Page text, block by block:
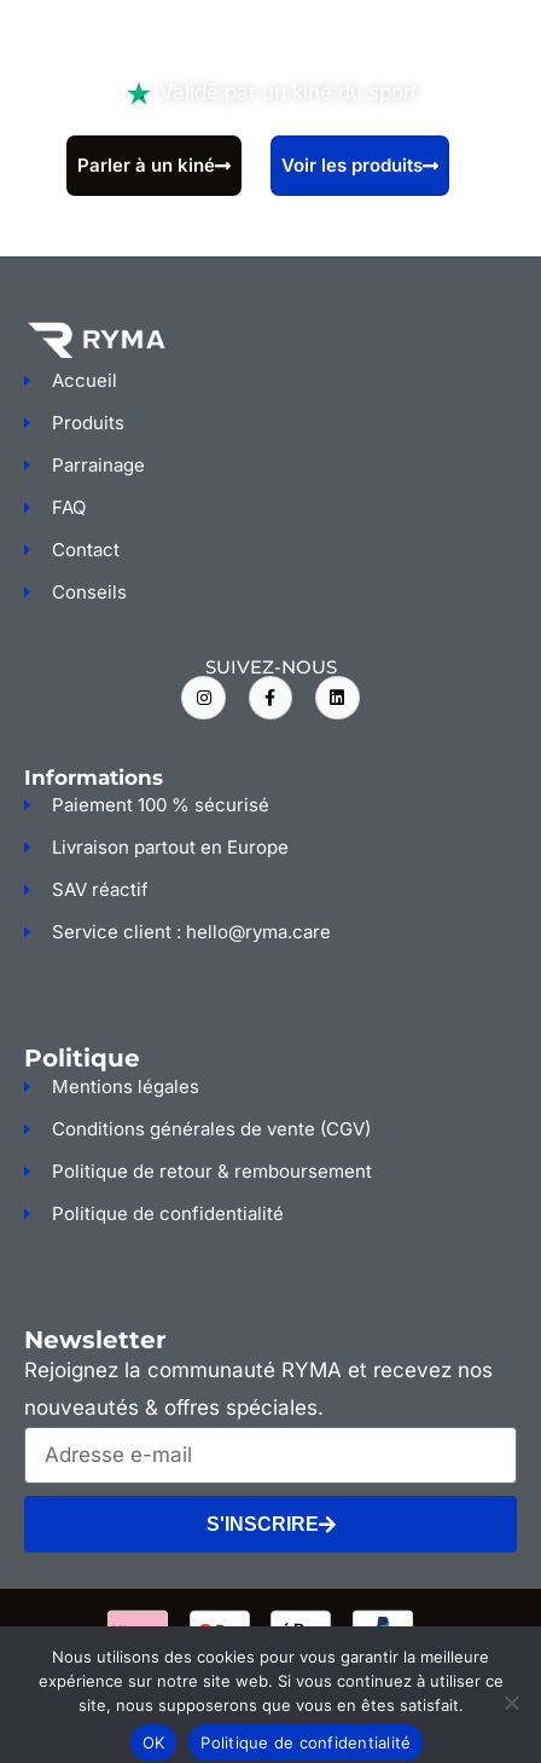
Parler à un kiné
Parler à un kiné Voir les produits
Accueil
Produits
Parrainage
FAQ
Contact
Conseils
SUIVEZ-NOUS
I
n
s
a
m
F
a
c
L
i
n
Informations
Paiement 100 % sécurisé
Livraison partout en Europe
SAV réactif
Service client : hello@ryma.care
Politique
Mentions légales
Conditions générales de vente (CGV)
Politique de retour & remboursement
Politique de confidentialité
Newsletter
Rejoignez la communauté RYMA et recevez nos
nouveautés & offres spéciales.
S'INSCRIRE
Copyright © 2025 RYMA
Nous utilisons des cookies pour vous garantir la meilleure
expérience sur notre site web. Si vous continuez à utiliser ce
site, nous supposerons que vous en êtes satisfait.
OK
Politique de confidentialité